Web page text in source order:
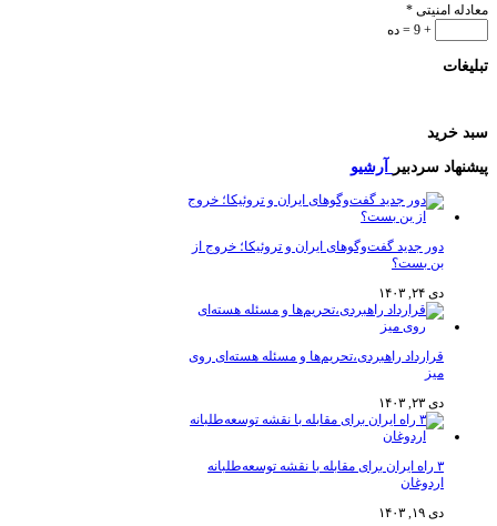
معادله امنیتی *
+ 9 = ده
تبلیغات
سبد خرید
پیشنهاد سردبیر
آرشیو
دور جدید گفت‌وگوهای ایران و تروئیکا؛ خروج از
بن بست؟
دی ۲۴, ۱۴۰۳
قرارداد راهبردی،تحریم‌ها و مسئله هسته‌ای روی
میز
دی ۲۳, ۱۴۰۳
۳ راه ایران برای مقابله با نقشه توسعه‌طلبانه
اردوغان
دی ۱۹, ۱۴۰۳